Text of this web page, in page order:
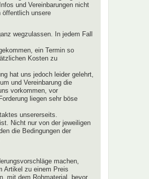
und Vereinbarungen nicht
öffentlich unsere
wegzulassen. In jedem Fall
ein Termin so
Kosten zu
hat uns jedoch leider gelehrt,
und Vereinbarung die
vorkommen, vor
liegen sehr böse
unsererseits.
Nicht nur von der jeweiligen
die Bedingungen der
machen,
Artikel zu einem Preis
mit dem Rohmaterial, bevor